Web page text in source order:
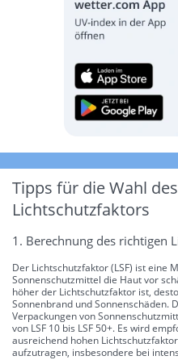
Tipps für die Wahl
Lichtschutzfaktors
1. Berechnung des richtigen
Der Lichtschutzfaktor (LSF) ist eine
Sonnenschutzmittel die Haut vor
höher der Lichtschutzfaktor ist,
Sonnenbrand und Sonnenschäden.
Verpackungen von
von LSF 10 bis LSF 50+. Es wird
ausreichend hohen
aufzutragen, insbesondere bei